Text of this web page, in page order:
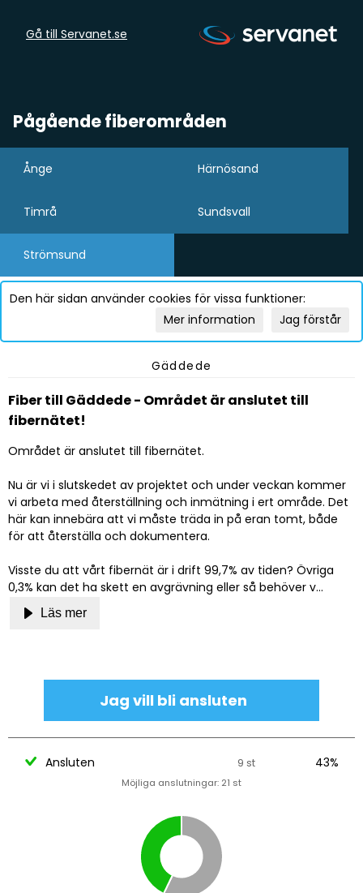
Gå till Servanet.se
Pågående fiberområden
Ånge Härnösand
Timrå Sundsvall
Strömsund
Den här sidan använder cookies för vissa funktioner:
Jag förstår
Mer information
Gäddede
Fiber till Gäddede - Området är anslutet till
fibernätet!
Området är anslutet till fibernätet.
Nu är vi i slutskedet av projektet och under veckan kommer
vi arbeta med återställning och inmätning i ert område. Det
här kan innebära att vi måste träda in på eran tomt, både
för att återställa och dokumentera.
Visste du att vårt fibernät är i drift 99,7% av tiden? Övriga
0,3% kan det ha skett en avgrävning eller så behöver v...
Läs mer
Jag vill bli ansluten
Ansluten 9 st 43%
Möjliga anslutningar: 21 st